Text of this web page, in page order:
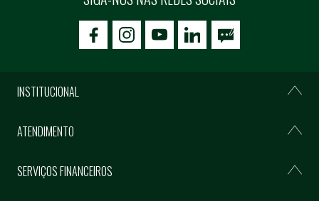
icon-facebookicon-social02icon-social03
INSTITUCIONAL
ATENDIMENTO
SERVIÇOS FINANCEIROS